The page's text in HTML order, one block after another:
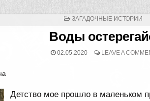
ОПУБЛИКОВАНО
ЗАГАДОЧНЫЕ ИСТОРИИ
Воды
02.05.2020 LEAVE A
Детство мое прошло в маленьком